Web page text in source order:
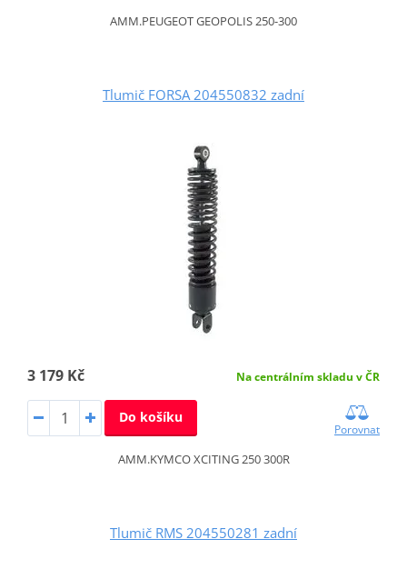
AMM.PEUGEOT GEOPOLIS 250-300
Tlumič FORSA 204550832 zadní
3 179 Kč Na centrálním skladu v ČR
Do košíku
Porovnat
AMM.KYMCO XCITING 250 300R
Tlumič RMS 204550281 zadní